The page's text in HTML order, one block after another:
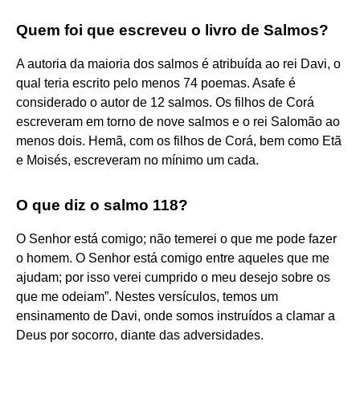
Quem foi que escreveu o livro de Salmos?
A autoria da maioria dos salmos é atribuída ao rei Davi, o
qual teria escrito pelo menos 74 poemas. Asafe é
considerado o autor de 12 salmos. Os filhos de Corá
escreveram em torno de nove salmos e o rei Salomão ao
menos dois. Hemã, com os filhos de Corá, bem como Etã
e Moisés, escreveram no mínimo um cada.
O que diz o salmo 118?
O Senhor está comigo; não temerei o que me pode fazer
o homem. O Senhor está comigo entre aqueles que me
ajudam; por isso verei cumprido o meu desejo sobre os
que me odeiam”. Nestes versículos, temos um
ensinamento de Davi, onde somos instruídos a clamar a
Deus por socorro, diante das adversidades.